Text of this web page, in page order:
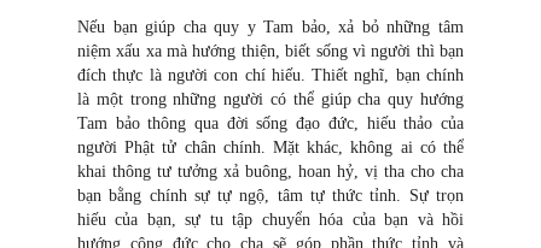
Nếu bạn giúp cha quy y Tam bảo, xả bỏ những tâm
niệm xấu xa mà hướng thiện, biết sống vì người thì bạn
đích thực là người con chí hiếu. Thiết nghĩ, bạn chính
là một trong những người có thể giúp cha quy hướng
Tam bảo thông qua đời sống đạo đức, hiếu thảo của
người Phật tử chân chính. Mặt khác, không ai có thể
khai thông tư tưởng xả buông, hoan hỷ, vị tha cho cha
bạn bằng chính sự tự ngộ, tâm tự thức tỉnh. Sự trọn
hiếu của bạn, sự tu tập chuyển hóa của bạn và hồi
hướng công đức cho cha sẽ góp phần thức tỉnh và